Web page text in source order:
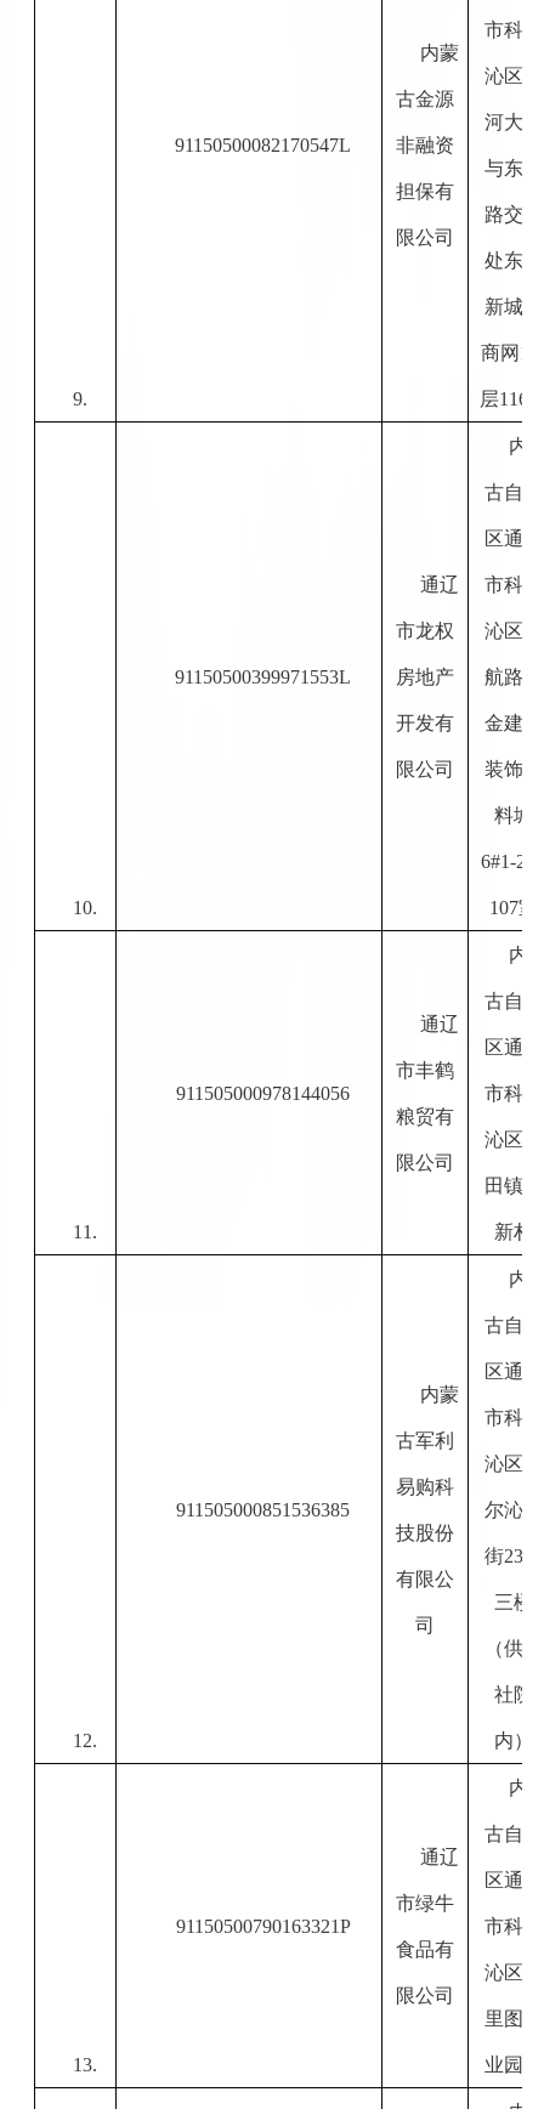
9.
91150500082170547L
内蒙
古金源
非融资
担保有
限公司
市科尔
沁区滨
河大街
与东顺
路交汇
处东兴
新城
商网 1-
层116
10.
91150500399971553L
通辽
市龙权
房地产
开发有
限公司
内
古自治
区通辽
市科尔
沁区民
航路五
金建筑
装饰材
料城
6#1-2
107室
11.
911505000978144056
通辽
市丰鹤
粮贸有
限公司
内
古自治
区通辽
市科尔
沁区丰
田镇建
新村
12.
911505000851536385
内蒙
古军利
易购科
技股份
有限公
司
内
古自治
区通辽
市科尔
沁区科
尔沁大
街23号
三楼
（供销
社院
内）
13.
91150500790163321P
通辽
市绿牛
食品有
限公司
内
古自治
区通辽
市科尔
沁区木
里图工
业园区